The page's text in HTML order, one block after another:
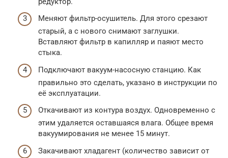
Меняют фильтр-осушитель. Для этого срезают
старый, а с нового снимают заглушки.
Вставляют фильтр в капилляр и паяют место
стыка.
Подключают вакуум-насосную станцию. Как
правильно это сделать, указано в инструкции по
её эксплуатации.
Откачивают из контура воздух. Одновременно с
этим удаляется оставшаяся влага. Общее время
вакуумирования не менее 15 минут.
Закачивают хладагент (количество зависит от